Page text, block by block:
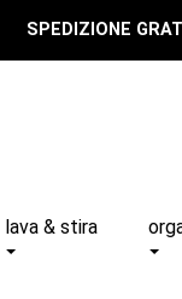
SPEDIZIONE
lava & stira